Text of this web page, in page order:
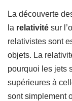
La découverte
la relativité sur
relativistes sont
objets. La
pourquoi les jets
supérieures à
sont simplement